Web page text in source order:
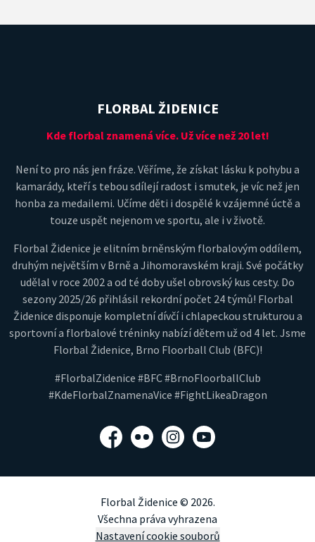
FLORBAL ŽIDENICE
Kde florbal znamená více. Už více než 20 let!
Není to pro nás jen fráze. Věříme, že získat lásku k pohybu a
kamarády, kteří s tebou sdílejí radost i smutek, je víc než jen
honba za medailemi. Učíme děti i dospělé k vzájemné úctě a
touze uspět nejenom ve sportu, ale i v životě.
Florbal Židenice je elitním brněnským florbalovým oddílem,
druhým největším v Brně a Jihomoravském kraji. Své počátky
udělal v roce 2002 a od té doby ušel obrovský kus cesty. Do
sezony 2025/26 přihlásil rekordní počet 24 týmů! Florbal
Židenice disponuje kompletní dívčí i chlapeckou strukturou a
sportovní a florbalové tréninky nabízí dětem už od 4 let. Jsme
Florbal Židenice, Brno Floorball Club (BFC)!
#FlorbalZidenice #BFC #BrnoFloorballClub
#KdeFlorbalZnamenaVice #FightLikeaDragon
Facebook
Flickr Instagram
YouTube
Florbal Židenice © 2026.
Všechna práva vyhrazena
Nastavení cookie souborů